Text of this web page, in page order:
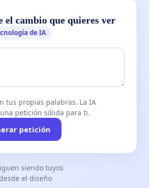
el cambio que quieres ver
de IA
tus propias palabras. La IA
petición sólida para ti.
petición
siendo tuyos
el diseño